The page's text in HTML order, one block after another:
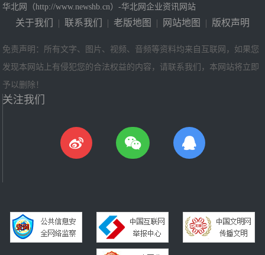
华北网（http://www.newshb.cn）-华北网企业资讯网站
关于我们 | 联系我们 | 老版地图 | 网站地图 | 版权声明
免责声明：所有文字、图片、视频、音频等资料均来自互联网，如果您
发现本网站上有侵犯您的合法权益的内容，请联系我们，本网站将立即
予以删除！
关注我们